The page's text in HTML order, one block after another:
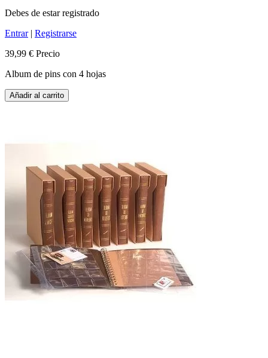
Debes de estar registrado
Entrar| Registrarse
39,99 € Precio
Album de pins con 4 hojas
Añadir al carrito